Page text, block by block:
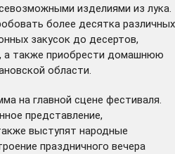
изделиями из лука.
более десятка различных
закусок до десертов,
а также приобрести домашнюю
области.
на главной сцене фестиваля.
представление,
выступят народные
праздничного вечера